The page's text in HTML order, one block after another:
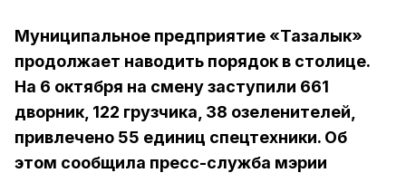
Муниципальное предприятие «Тазалык»
продолжает наводить порядок в столице.
На 6 октября на смену заступили 661
дворник, 122 грузчика, 38 озеленителей,
привлечено 55 единиц спецтехники. Об
этом сообщила пресс-служба мэрии